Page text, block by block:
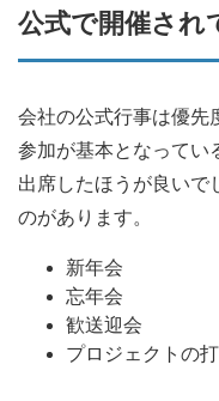
公式で開催され
会社の公式行事は優先
参加が基本となってい
出席したほうが良いで
のがあります。
新年会
忘年会
歓送迎会
プロジェクトの